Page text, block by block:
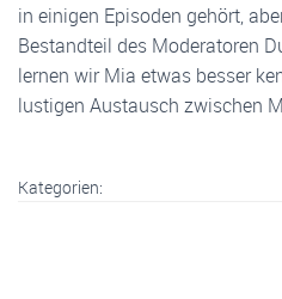
in einigen Episoden gehört,
Bestandteil des Moderatoren
lernen wir Mia etwas besser
lustigen Austausch zwischen
Kategorien: